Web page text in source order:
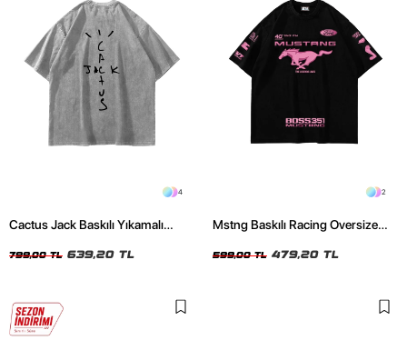
4
Cactus Jack Baskılı Yıkamalı
799,00 TL 639,20 TL
2
Mstng Baskılı Racing Oversize
599,00 TL 479,20 TL